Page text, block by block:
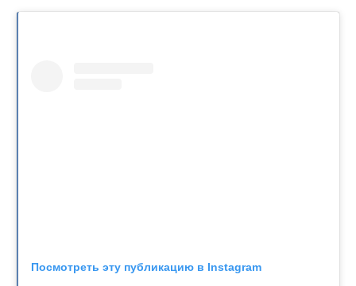
Посмотреть эту публикацию в Instagram